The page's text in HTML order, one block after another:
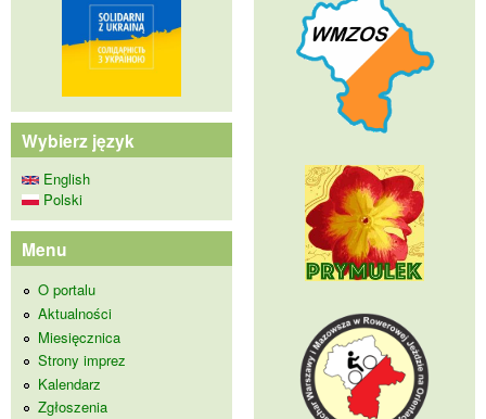
Wybierz język
English
Polski
Menu
O portalu
Aktualności
Miesięcznica
Strony imprez
Kalendarz
Zgłoszenia